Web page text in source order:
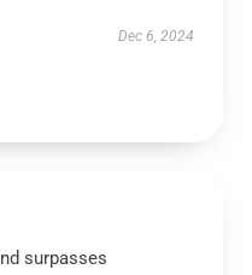
Dec 6, 2024
surpasses